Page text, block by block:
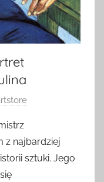
z najbardziej
sztuki. Jego